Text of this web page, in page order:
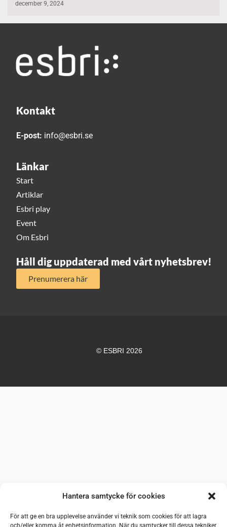
Hantera samtycke för cookies
För att ge en bra upplevelse använder vi teknik som cookies för att lagra
och/eller komma åt enhetsinformation. När du samtycker till dessa tekniker
december 9, 2024
Kontakt
E-post: info@esbri.se
Länkar
Start
Artiklar
Esbri play
Event
Om Esbri
Håll dig uppdaterad med vårt nyhetsbrev!
Prenumerera här
© ESBRI 2026